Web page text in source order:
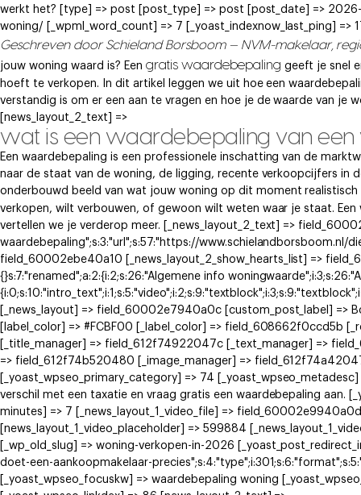
werkt het? [type] => post [post_type] => post [post_date] =>
woning/ [_wpml_word_count] => 7 [_yoast_indexnow_last_ping]
Geschreven door Schieland Borsboom — NVM-makelaar,
jouw woning waard is? Een gratis waardebepaling geeft je snel
hoeft te verkopen. In dit artikel leggen we uit hoe een
verstandig is om er een aan te vragen en hoe je de waarde van je
[news_layout_2_text] =>
wat is een waardebepaling van een
Een waardebepaling is een professionele inschatting van de
naar de staat van de woning, de ligging, recente verkoopcijfers in
onderbouwd beeld van wat jouw woning op dit moment
verkopen, wilt verbouwen, of gewoon wilt weten waar je staat.
vertellen we je verderop meer. [_news_layout_2_text] =>
waardebepaling";s:3:"url";s:57:"https://www.schielandborsboom.nl/
field_60002ebe40a10 [_news_layout_2_show_hearts_list] =>
{}s:7:"renamed";a:2:{i:2;s:26:"Algemene info
[_news_layout] => field_60002e7940a0c [custom_post_label] =>
[label_color] => #FCBF00 [_label_color] => field_608662f0ccd5b
[_title_manager] => field_612f74922047c [_text_manager] =>
=> field_612f74b520480 [_image_manager] =>
[_yoast_wpseo_primary_category] => 74
verschil met een taxatie en vraag gratis een waardebepaling aan.
minutes] => 7 [_news_layout_1_video_file] =>
[news_layout_1_video_placeholder] => 599884
[_wp_old_slug] => woning-verkopen-in-2026
doet-een-aankoopmakelaar-
[_yoast_wpseo_focuskw] => waardebepaling woning